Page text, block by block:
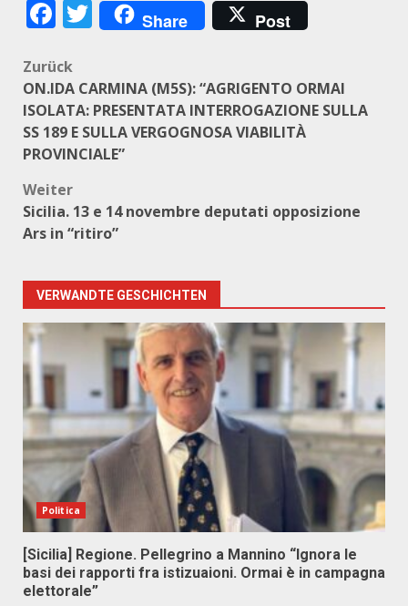
Facebook
Twitter
Share Post
Beitragsnavigation
Zurück
ON.IDA CARMINA (M5S): “AGRIGENTO ORMAI
ISOLATA: PRESENTATA INTERROGAZIONE SULLA
SS 189 E SULLA VERGOGNOSA VIABILITÀ
PROVINCIALE”
Weiter
Sicilia. 13 e 14 novembre deputati opposizione
Ars in “ritiro”
VERWANDTE GESCHICHTEN
Politica
[Sicilia] Regione. Pellegrino a Mannino “Ignora le
basi dei rapporti fra istizuaioni. Ormai è in campagna
elettorale”